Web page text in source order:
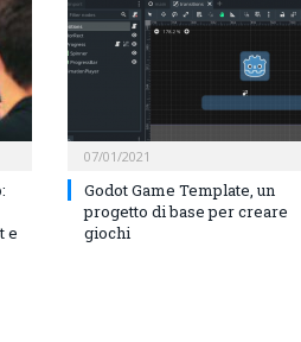
e
07/01/2021
Godot Game Template, un
progetto di base per creare
giochi